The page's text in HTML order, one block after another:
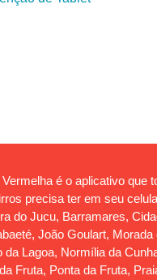
é o aplicativo que
precisa ter em seu
do Jucu, Barramares,
João Goulart,
da Lagoa, Normília da
Fruta, Ponta da Fruta,